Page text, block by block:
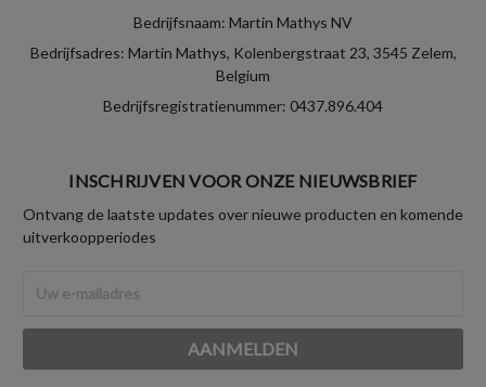
Bedrijfsnaam: Martin Mathys NV
Bedrijfsadres: Martin Mathys, Kolenbergstraat 23, 3545 Zelem,
Belgium
Bedrijfsregistratienummer: 0437.896.404
INSCHRIJVEN VOOR ONZE NIEUWSBRIEF
Ontvang de laatste updates over nieuwe producten en komende
uitverkoopperiodes
mailadres